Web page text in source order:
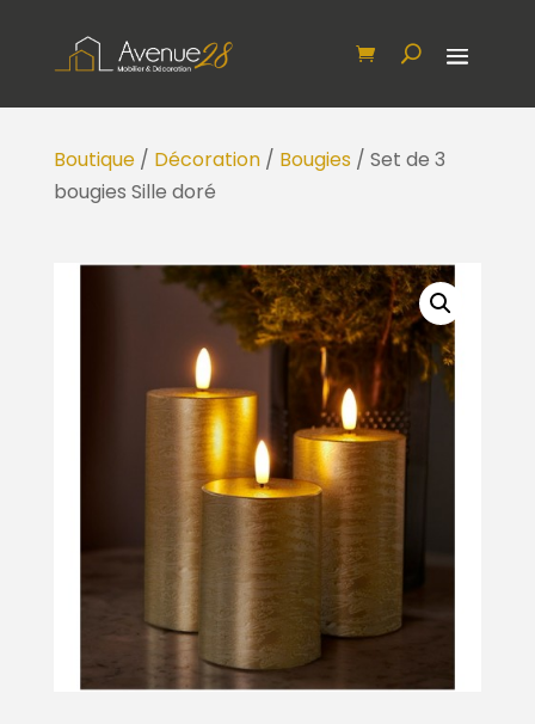
Boutique/ Décoration/ Bougies/ Set de 3
bougies Sille doré